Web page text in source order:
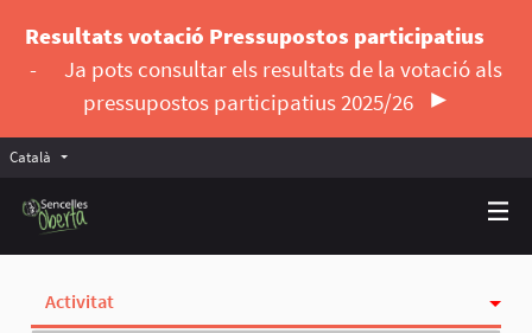
Resultats votació Pressupostos participatius
-
Ja pots consultar els resultats de la votació als
pressupostos participatius 2025/26
Català Triar la llengua
Activitat